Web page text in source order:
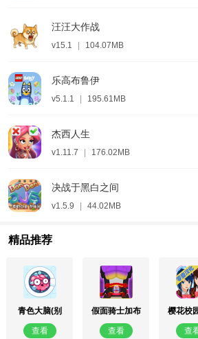
汪汪大作战
v15.1 | 104.07MB
乐高布鲁伊
v5.1.1 | 195.61MB
杰西人生
v1.11.7 | 176.02MB
决战于黑白之间
v1.5.9 | 44.02MB
精品推荐
青色大脑(别
名：清洗大脑)
查看
假面骑士加布
模拟器豪华版
查看
樱花校
器2018
查